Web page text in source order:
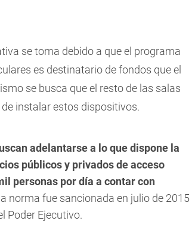
se toma debido a que el programa
es destinatario de fondos que el
se busca que el resto de las salas
instalar estos dispositivos.
adelantarse a lo que dispone la
públicos y privados de acceso
personas por día a contar con
norma fue sancionada en julio de 2015
Poder Ejecutivo.